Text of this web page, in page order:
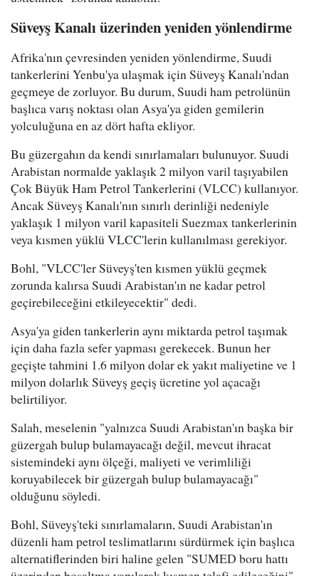
Süveyş Kanalı üzerinden yeniden yönlendirme
Afrika'nın çevresinden yeniden yönlendirme, Suudi
tankerlerini Yenbu'ya ulaşmak için Süveyş Kanalı'ndan
geçmeye de zorluyor. Bu durum, Suudi ham petrolünün
başlıca varış noktası olan Asya'ya giden gemilerin
yolculuğuna en az dört hafta ekliyor.
Bu güzergahın da kendi sınırlamaları bulunuyor. Suudi
Arabistan normalde yaklaşık 2 milyon varil taşıyabilen
Çok Büyük Ham Petrol Tankerlerini (VLCC) kullanıyor.
Ancak Süveyş Kanalı'nın sınırlı derinliği nedeniyle
yaklaşık 1 milyon varil kapasiteli Suezmax tankerlerinin
veya kısmen yüklü VLCC'lerin kullanılması gerekiyor.
Bohl, "VLCC'ler Süveyş'ten kısmen yüklü geçmek
zorunda kalırsa Suudi Arabistan'ın ne kadar petrol
geçirebileceğini etkileyecektir" dedi.
Asya'ya giden tankerlerin aynı miktarda petrol taşımak
için daha fazla sefer yapması gerekecek. Bunun her
geçişte tahmini 1.6 milyon dolar ek yakıt maliyetine ve 1
milyon dolarlık Süveyş geçiş ücretine yol açacağı
belirtiliyor.
Salah, meselenin "yalnızca Suudi Arabistan'ın başka bir
güzergah bulup bulamayacağı değil, mevcut ihracat
sistemindeki aynı ölçeği, maliyeti ve verimliliği
koruyabilecek bir güzergah bulup bulamayacağı"
olduğunu söyledi.
Bohl, Süveyş'teki sınırlamaların, Suudi Arabistan'ın
düzenli ham petrol teslimatlarını sürdürmek için başlıca
alternatiflerinden biri haline gelen "SUMED boru hattı